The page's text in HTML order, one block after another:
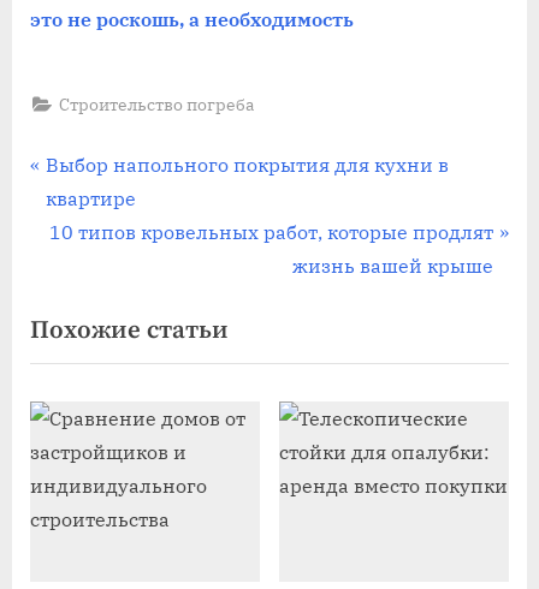
это не роскошь, а необходимость
Строительство погреба
Навигация
по
П
р
е
д
у
щ
а
я
з
а
Выбор напольного покрытия для кухни в
квартире
С
д
у
щ
а
я
з
10 типов кровельных работ, которые продлят
жизнь вашей крыше
Похожие статьи